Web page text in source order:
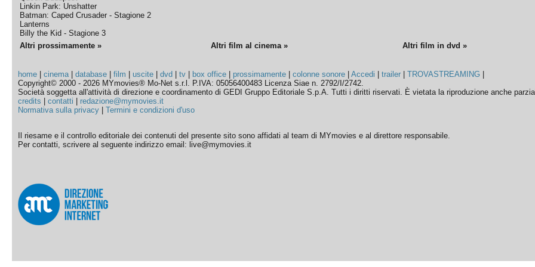
Linkin Park: Unshatter
Batman: Caped Crusader - Stagione 2
Lanterns
Billy the Kid - Stagione 3
Altri prossimamente » Altri film al cinema » Altri film in dvd »
home |cinema|database |film |uscite |dvd |tv box office prossimamente |colonne sonore |Accedi |trailer |TROVASTREAMING
Copyright© 2000 - 2026 MYmovies® Mo-Net s.r.l. P.IVA: 05056400483 Licenza Siae n. 2792/I/2742.
Società soggetta all'attività di direzione e coordinamento di GEDI Gruppo Editoriale S.p.A. Tutti i diritti riservati. È vietata la riproduzione anche
credits |contatti
redazione@mymovies.it
Normativa sulla privacy |Termini e condizioni d'uso
Il riesame e il controllo editoriale dei contenuti del presente sito sono affidati al team di MYmovies e al direttore responsabile.
Per contatti, scrivere al seguente indirizzo email: live@mymovies.it